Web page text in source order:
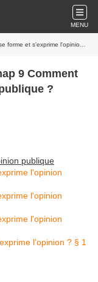
MENU
s'exprime l'opinion publique ?
9 Comment
?
publique
l'opinion
l'opinion
l'opinion
l'opinion ? § 1